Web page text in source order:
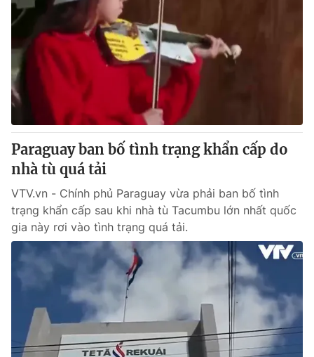
Chất lượng cuộc sống
Tuyển sinh
Học trực tuyến
Công nghệ
Hitech Công nghệ tương lai
Sản phẩm
Thị trường
Tư vấn
Giao lưu trực tuyến
Lịch phát sóng
Chuyên mục khác
Emagazine
Photo Infographic
Video Shorts video
VTV Money VTV Thể thao
VTV Sức khoẻ Bất động sản
Paraguay ban bố tình trạng khẩn cấp do
nhà tù quá tải
VTV.vn - Chính phủ Paraguay vừa phải ban bố tình
trạng khẩn cấp sau khi nhà tù Tacumbu lớn nhất quốc
gia này rơi vào tình trạng quá tải.